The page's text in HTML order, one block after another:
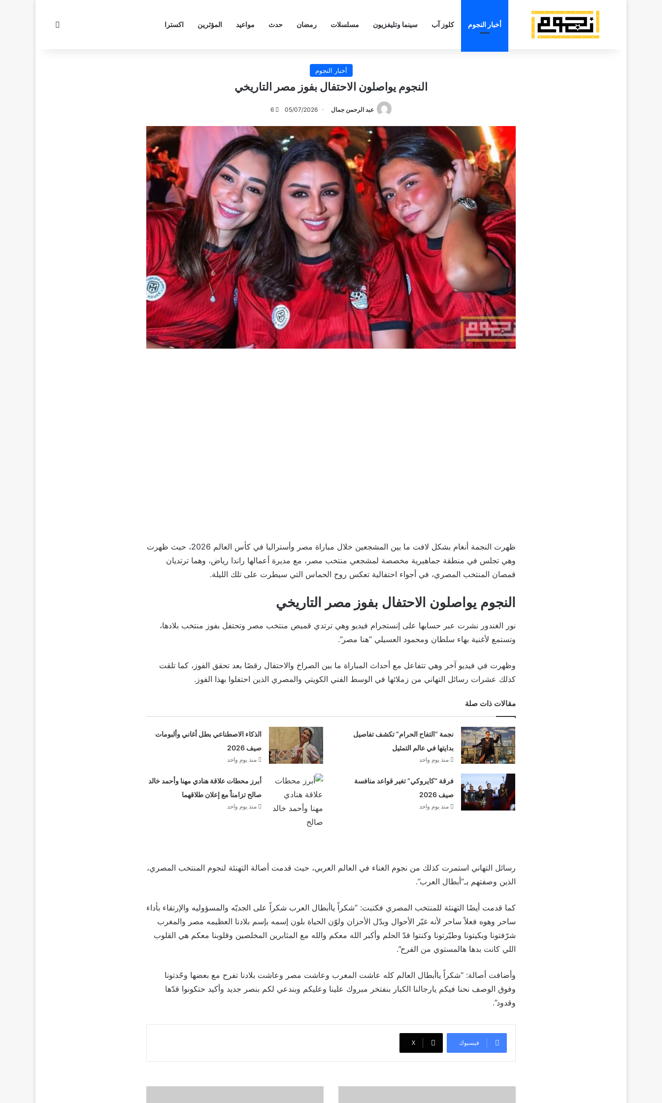
أخبار النجوم كلوز آب سينما وتليفزيون مسلسلات رمضان حدث مواعيد المؤثرين اكسترا
أخبار النجوم
النجوم يواصلون الاحتفال بفوز مصر التاريخي
عبد الرحمن جمال 05/07/2026
6
ظهرت النجمة أنغام بشكل لافت ما بين المشجعين خلال مباراة مصر وأستراليا في كأس العالم 2026، حيث ظهرت
وهي تجلس في منطقة جماهيرية مخصصة لمشجعي منتخب مصر، مع مديرة أعمالها راندا رياض، وهما ترتديان
قمصان المنتخب المصري، في أجواء احتفالية تعكس روح الحماس التي سيطرت على تلك الليلة.
النجوم يواصلون الاحتفال بفوز مصر التاريخي
نور الغندور نشرت عبر حسابها على إنستجرام فيديو وهي ترتدي قميص منتخب مصر وتحتفل بفوز منتخب بلادها،
وتستمع لأغنية بهاء سلطان ومحمود العسيلي “هنا مصر”.
وظهرت في فيديو آخر وهي تتفاعل مع أحداث المباراة ما بين الصراخ والاحتفال رقصًا بعد تحقق الفوز، كما تلقت
كذلك عشرات رسائل التهاني من زملائها في الوسط الفني الكويتي والمصري الذين احتفلوا بهذا الفوز.
مقالات ذات صلة
نجمة “التفاح الحرام” تكشف تفاصيل
بدايتها في عالم التمثيل
منذ يوم واحد
الذكاء الاصطناعي بطل أغاني وألبومات
صيف 2026
منذ يوم واحد
فرقة “كايروكي” تغير قواعد منافسة
صيف 2026
منذ يوم واحد
أبرز محطات علاقة هنادي مهنا وأحمد خالد
صالح تزامناً مع إعلان طلاقهما
منذ يوم واحد
رسائل التهاني استمرت كذلك من نجوم الغناء في العالم العربي، حيث قدمت أصالة التهنئة لنجوم المنتخب المصري،
الذين وصفتهم بـ”أبطال العرب”.
كما قدمت أيضًا التهنئة للمنتخب المصري فكتبت: “شكراً ياأبطال العرب شكراً على الجديّه والمسؤوليه والإرتقاء بأداء
ساحر وهوه فعلاً ساحر لأنه غيّر الأحوال وبدّل الأحزان ولوّن الحياة بلون إسمه بإسم بلادنا العظيمه مصر والمغرب
شرّفتونا وبكيتونا وطيّرتونا وكنتوا قدّ الحلم وأكبر الله معكم والله مع المثابرين المخلصين وقلوبنا معكم هي القلوب
اللي كانت بدها هالمستوي من الفرح”.
وأضافت أصالة: “شكراً ياأبطال العالم كله عاشت المغرب وعاشت مصر وعاشت بلادنا تفرح مع بعضها وحّدتونا
وفوق الوصف نحنا فيكم يارجالنا الكبار بنفتخر مبروك علينا وعليكم وبندعي لكم بنصر جديد وأكيد حتكونوا قدّها
وقدود”.
فيسبوك ‫X